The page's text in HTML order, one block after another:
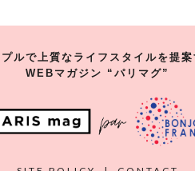
ルで上質なライフスタイルを提案
WEBマガジン “パリマグ”